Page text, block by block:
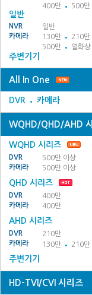
400만
500만
일반
NVR
일반
카메라
130만 210만
500만
열화상
주변기기
All In One
DVR 카메라
WQHD/QHD/AHD
WQHD 시리즈
DVR
500만 이상
카메라
500만 이상
QHD 시리즈
DVR
400만
카메라
400만
AHD 시리즈
DVR
210만
카메라
130만 210만
주변기기
HD-TVI/CVI 시리즈